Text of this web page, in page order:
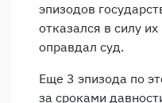
эпизодов
отказался в силу
оправдал суд.
Еще 3 эпизода по
за сроками